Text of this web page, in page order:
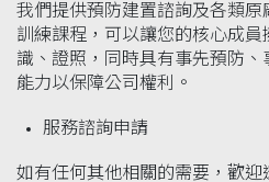
我們提供預防建置諮詢及各類原
訓練課程，可以讓您的核心成員
識、證照，同時具有事先預防、
能力以保障公司權利。
服務諮詢申請
如有任何其他相關的需要，歡迎